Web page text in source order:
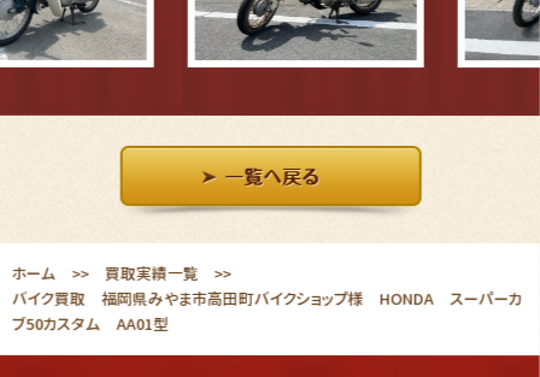
ホーム 買取実績一覧
バイク買取 福岡県みやま市高田町バイクショップ様 HONDA スーパーカ
ブ50カスタム AA01型